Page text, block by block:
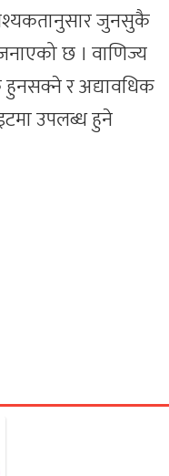
जुनसुकै
छ । वाणिज्य
र अद्यावधिक
उपलब्ध हुने